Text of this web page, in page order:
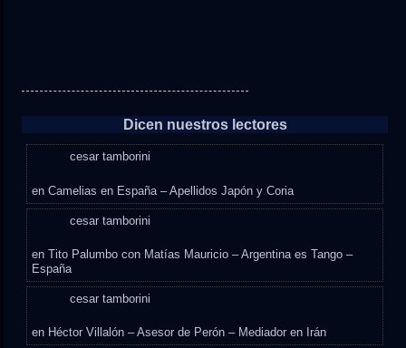
Dicen nuestros lectores
cesar tamborini
enCamelias en España – Apellidos Japón y Coria
cesar tamborini
enTito Palumbo con Matías Mauricio – Argentina es Tango –
España
cesar tamborini
en Héctor Villalón – Asesor de Perón – Mediador en Irán